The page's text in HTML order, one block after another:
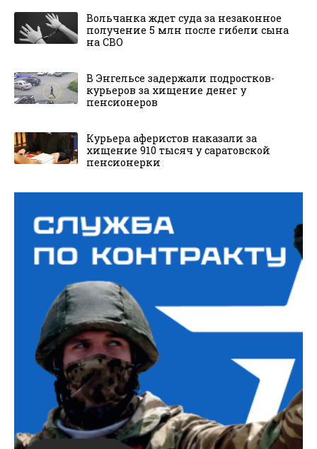
Вольчанка ждет суда за незаконное
получение 5 млн после гибели сына
на СВО
В Энгельсе задержали подростков-
курьеров за хищение денег у
пенсионеров
Курьера аферистов наказали за
хищение 910 тысяч у саратовской
пенсионерки